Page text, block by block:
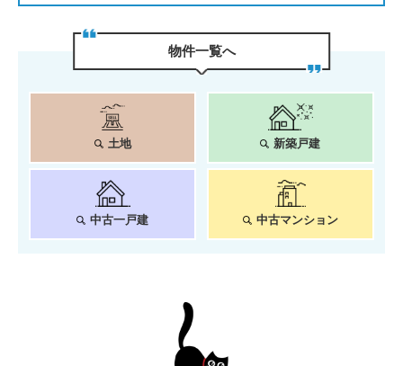
物件⼀覧へ
土地 新築戸建
中古一戸建 中古マンション